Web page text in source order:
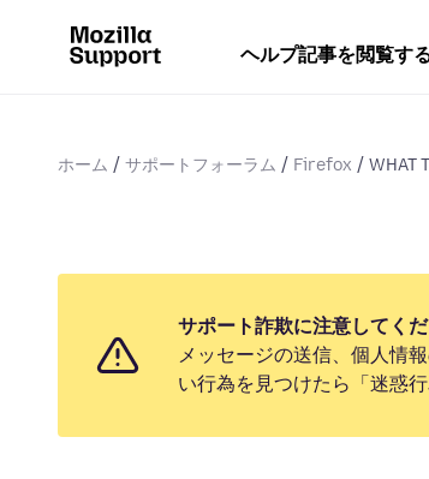
ヘルプ記事を閲覧す
ホーム サポートフォーラム Firefox WHAT
サポート詐欺に注意してくだ
メッセージの送信、個人情
い行為を見つけたら「迷惑